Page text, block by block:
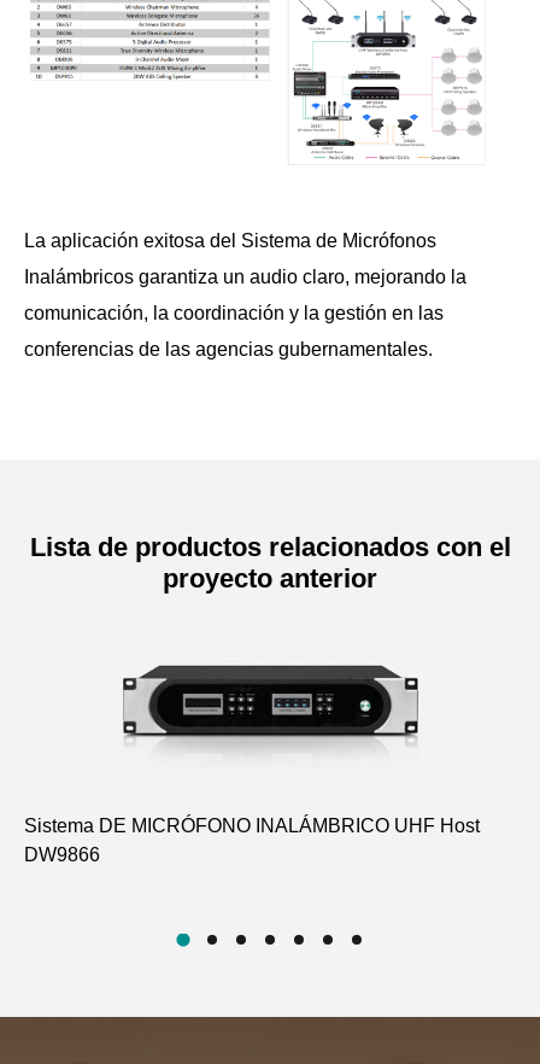
La aplicación exitosa del Sistema de Micrófonos
Inalámbricos garantiza un audio claro, mejorando la
comunicación, la coordinación y la gestión en las
conferencias de las agencias gubernamentales.
Lista de productos relacionados con el
proyecto anterior
Sistema DE MICRÓFONO INALÁMBRICO UHF Host
DW9866